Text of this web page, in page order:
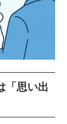
「思い出